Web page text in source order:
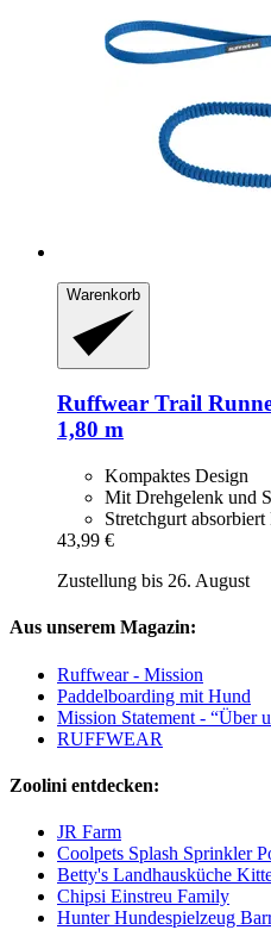
Warenkorb
Ruffwear Trail
1,80 m
Kompaktes Design
Mit Drehgelenk und
Stretchgurt
43,99 €
Zustellung bis 26. August
Aus unserem Magazin:
Ruffwear - Mission
Paddelboarding mit Hund
Mission Statement - “Über
RUFFWEAR
Zoolini entdecken:
JR Farm
Coolpets Splash Sprinkler
Betty's Landhausküche
Chipsi Einstreu Family
Hunter Hundespielzeug